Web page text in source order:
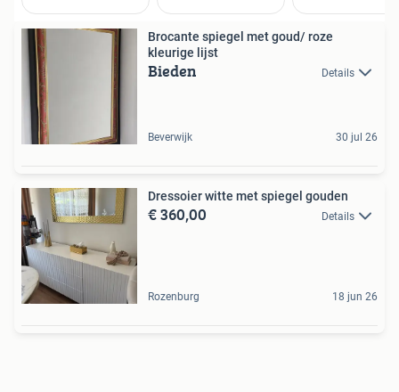
Brocante spiegel met goud/ roze
kleurige lijst
Bieden Details
Beverwijk 30 jul 26
Dressoier witte met spiegel gouden
€ 360,00 Details
Rozenburg 18 jun 26